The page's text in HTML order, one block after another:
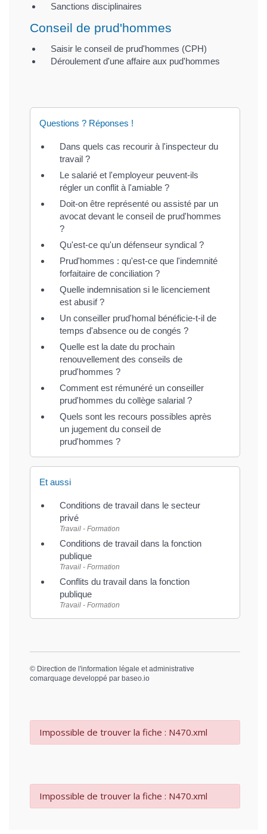
Sanctions disciplinaires
Conseil de prud'hommes
Saisir le conseil de prud'hommes (CPH)
Déroulement d'une affaire aux pud'hommes
Questions ? Réponses !
Dans quels cas recourir à l'inspecteur du
travail ?
Le salarié et l'employeur peuvent-ils
régler un conflit à l'amiable ?
Doit-on être représenté ou assisté par un
avocat devant le conseil de prud'hommes
?
Qu'est-ce qu'un défenseur syndical ?
Prud'hommes : qu'est-ce que l'indemnité
forfaitaire de conciliation ?
Quelle indemnisation si le licenciement
est abusif ?
Un conseiller prud'homal bénéficie-t-il de
temps d'absence ou de congés ?
Quelle est la date du prochain
renouvellement des conseils de
prud'hommes ?
Comment est rémunéré un conseiller
prud'hommes du collège salarial ?
Quels sont les recours possibles après
un jugement du conseil de
prud'hommes ?
Et aussi
Conditions de travail dans le secteur
privé
Travail - Formation
Conditions de travail dans la fonction
publique
Travail - Formation
Conflits du travail dans la fonction
publique
Travail - Formation
© Direction de l'information légale et administrative
comarquage developpé par baseo.io
Impossible de trouver la fiche : N470.xml
Impossible de trouver la fiche : N470.xml